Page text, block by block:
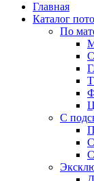
Главная
Каталог
По
С